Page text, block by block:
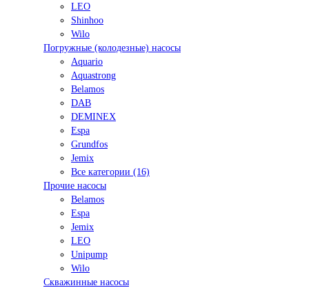
LEO
Shinhoo
Wilo
Погружные (колодезные) насосы
Aquario
Aquastrong
Belamos
DAB
DEMINEX
Espa
Grundfos
Jemix
Все категории (16)
Прочие насосы
Belamos
Espa
Jemix
LEO
Unipump
Wilo
Скважинные насосы